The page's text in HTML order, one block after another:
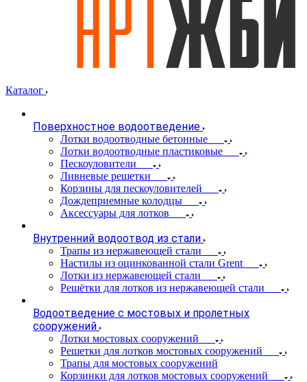
Каталог
Поверхностное водоотведение
Лотки водоотводные бетонные
Лотки водоотводные пластиковые
Пескоуловители
Ливневые решетки
Корзины для пескоуловителей
Дождеприемные колодцы
Аксессуары для лотков
Внутренний водоотвод из стали
Трапы из нержавеющей стали
Настилы из оцинкованной стали Grent
Лотки из нержавеющей стали
Решётки для лотков из нержавеющей стали
Водоотведение с мостовых и пролетных
сооружений
Лотки мостовых сооружений
Решетки для лотков мостовых сооружений
Трапы для мостовых сооружений
Корзинки для лотков мостовых сооружений